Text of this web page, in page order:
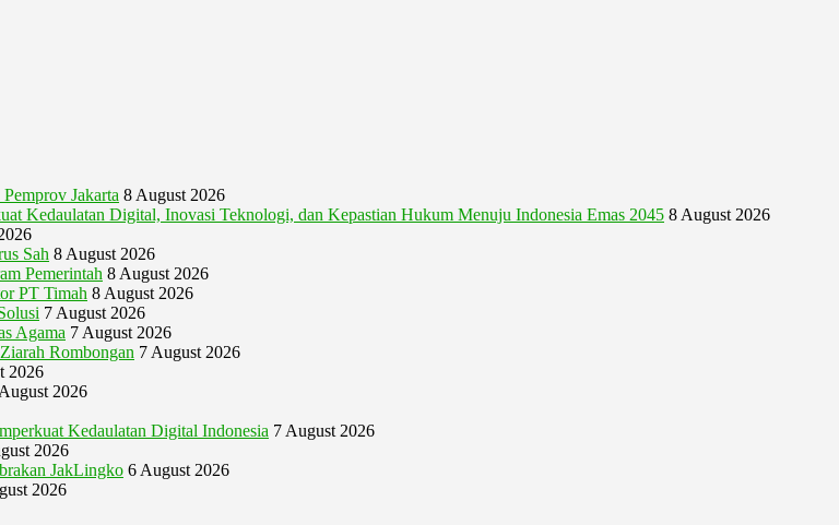
Jakarta 8 August 2026
Digital, Inovasi Teknologi, dan Kepastian Hukum Menuju Indonesia Emas 2045 8 August 2026
Sah 8 August 2026
Pemerintah 8 August 2026
PT Timah 8 August 2026
7 August 2026
Agama 7 August 2026
Rombongan 7 August 2026
2026
2026
Kedaulatan Digital Indonesia 7 August 2026
2026
JakLingko 6 August 2026
2026